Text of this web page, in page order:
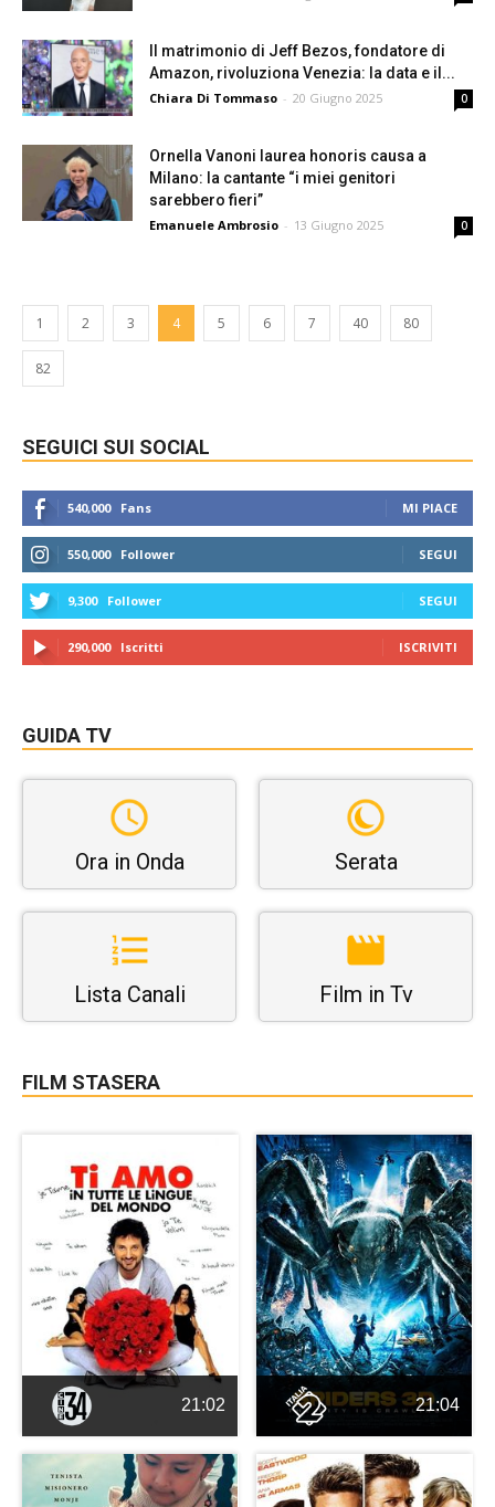
Il matrimonio di Jeff Bezos, fondatore di
Amazon, rivoluziona Venezia: la data e il...
Chiara Di Tommaso - 20 Giugno 2025 0
Ornella Vanoni laurea honoris causa a
Milano: la cantante “i miei genitori
sarebbero fieri”
Emanuele Ambrosio - 13 Giugno 2025 0
1 2 3 4 5 6 7 40 80
82
SEGUICI SUI SOCIAL
540,000 Fans MI PIACE
550,000 Follower SEGUI
9,300 Follower SEGUI
290,000 Iscritti ISCRIVITI
GUIDA TV
Ora in Onda Serata
Lista Canali Film in Tv
FILM STASERA
21:02 21:04